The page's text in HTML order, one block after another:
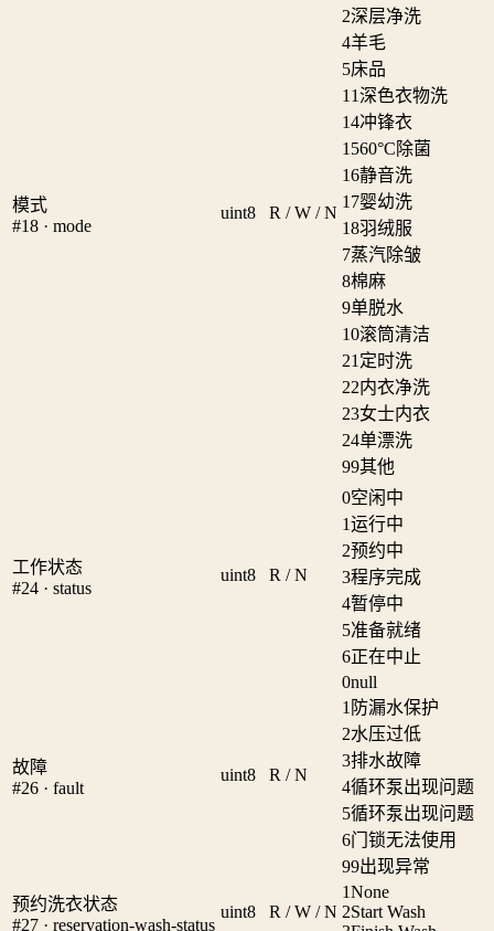
模式
#18 · mode
uint8 R / W / N
2深层净洗
4羊毛
5床品
11深色衣物洗
14冲锋衣
1560°C除菌
16静音洗
17婴幼洗
18羽绒服
7蒸汽除皱
8棉麻
9单脱水
10滚筒清洁
21 定时洗
22内衣净洗
23女士内衣
24单漂洗
99其他
工作状态
#24 · status
uint8 R / N
0空闲中
1运行中
2预约中
3程序完成
4暂停中
5准备就绪
6正在中止
故障
#26 · fault
uint8 R / N
0null
1 防漏水保护
2水压过低
3排水故障
4循环泵出现问题
5循环泵出现问题
6门锁无法使用
99出现异常
预约洗衣状态
#27 · reservation-wash-status
uint8 R / W / N
1None
2Start Wash